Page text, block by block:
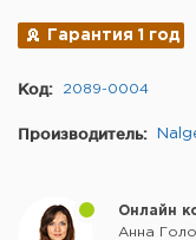
Гарантия 1 год
Код: 2089-0004
Производитель:
Онлайн
Анна